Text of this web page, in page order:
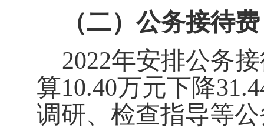
（二）公务接待费
2022年安排公务
算10.40万元下降
调研、检查指导等